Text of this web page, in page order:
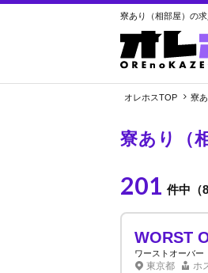
寮あり（相部屋）の
オレホスTOP 寮
寮あり（
201 件中（
WORST
ワーストオーバー
東京都 ホ